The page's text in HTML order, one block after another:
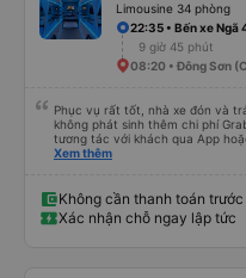
Limousine 34 phòng
22:35 • Bến xe Ngã
9 giờ 45 phút
08:20 • Đông Sơn
Phục vụ rất tốt, nhà xe đón và
không phát sinh thêm chi phí
tương tác với khách qua App
nữa để hành khách yên tâm đặc
Xem thêm
Không cần thanh toán trước
Xác nhận chỗ ngay lập tức